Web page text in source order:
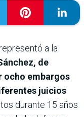
a la
de
ocho embargos
juicios
durante 15 años